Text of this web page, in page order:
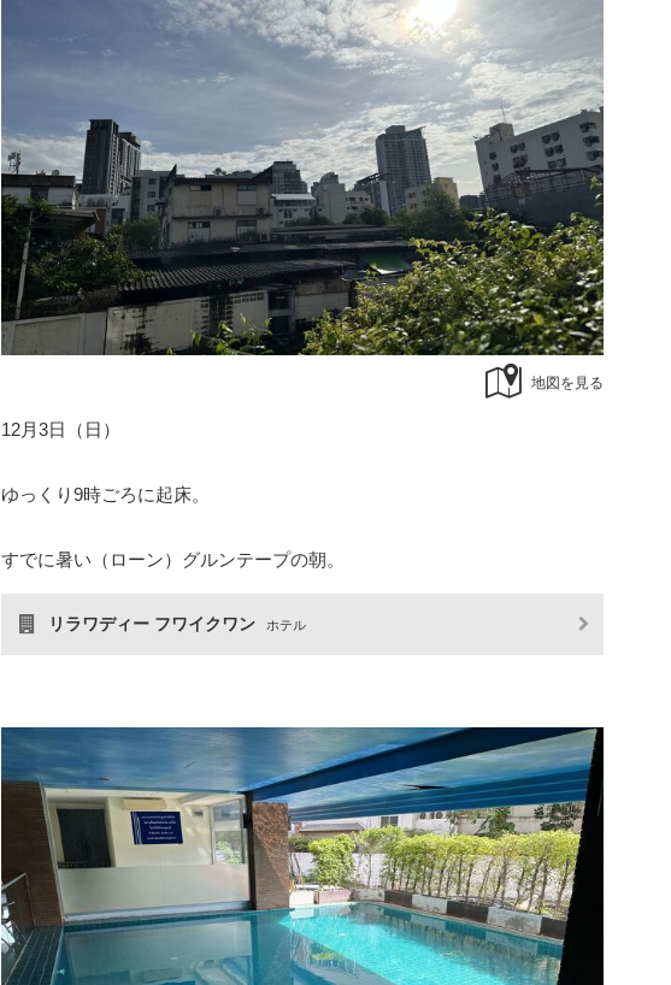
地図を見る
12月3日（日）
ゆっくり9時ごろに起床。
すでに暑い（ローン）グルンテープの朝。
リラワディー フワイクワン ホテル